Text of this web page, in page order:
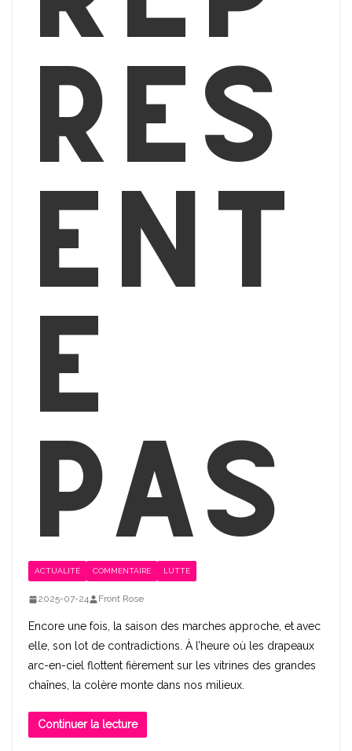
rés
ent
e
pas
ACTUALITÉ COMMENTAIRE LUTTE
2025-07-24 Front Rose
Encore une fois, la saison des marches approche, et avec
elle, son lot de contradictions. À l’heure où les drapeaux
arc-en-ciel flottent fièrement sur les vitrines des grandes
chaînes, la colère monte dans nos milieux.
Continuer la lecture